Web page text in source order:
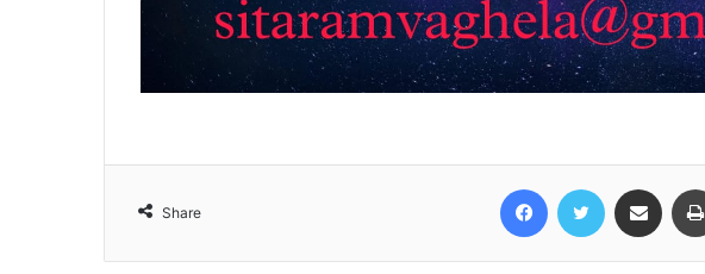
Share
FacebookTwitter Share via Email